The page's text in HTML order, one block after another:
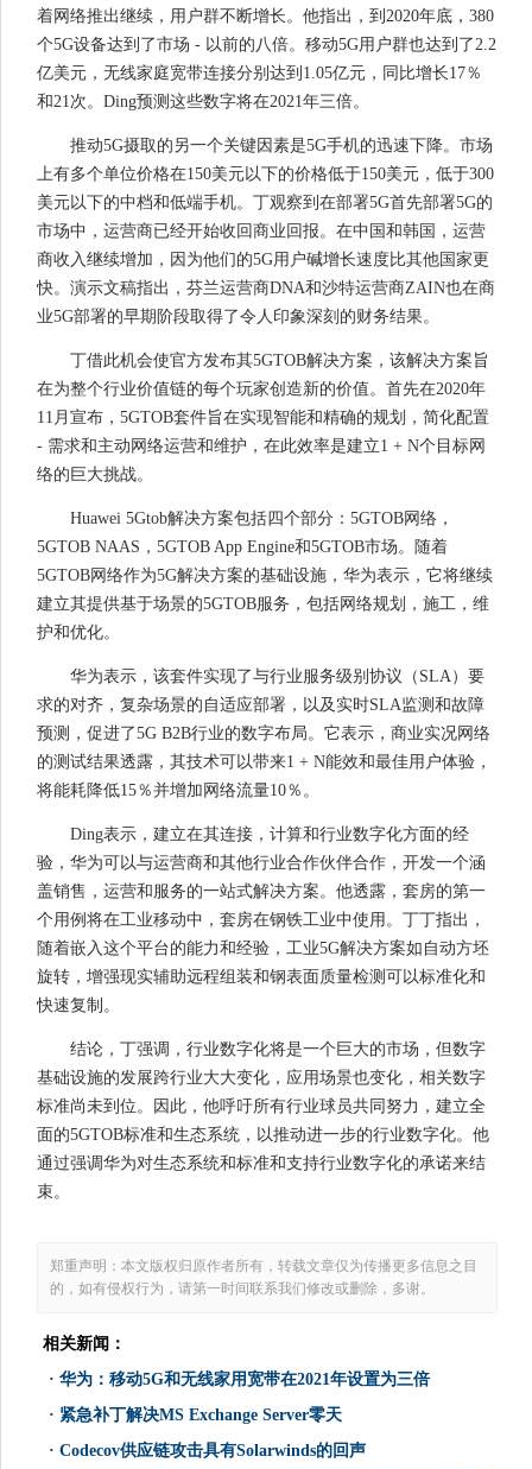
着网络推出继续，用户群不断增长。他指出，到2020年底，380
个5G设备达到了市场 - 以前的八倍。移动5G用户群也达到了2.2
亿美元，无线家庭宽带连接分别达到1.05亿元，同比增长17％
和21次。Ding预测这些数字将在2021年三倍。
推动5G摄取的另一个关键因素是5G手机的迅速下降。市场
上有多个单位价格在150美元以下的价格低于150美元，低于300
美元以下的中档和低端手机。丁观察到在部署5G首先部署5G的
市场中，运营商已经开始收回商业回报。在中国和韩国，运营
商收入继续增加，因为他们的5G用户碱增长速度比其他国家更
快。演示文稿指出，芬兰运营商DNA和沙特运营商ZAIN也在商
业5G部署的早期阶段取得了令人印象深刻的财务结果。
丁借此机会使官方发布其5GTOB解决方案，该解决方案旨
在为整个行业价值链的每个玩家创造新的价值。首先在2020年
11月宣布，5GTOB套件旨在实现智能和精确的规划，简化配置
- 需求和主动网络运营和维护，在此效率是建立1 + N个目标网
络的巨大挑战。
Huawei 5Gtob解决方案包括四个部分：5GTOB网络，
5GTOB NAAS，5GTOB App Engine和5GTOB市场。随着
5GTOB网络作为5G解决方案的基础设施，华为表示，它将继续
建立其提供基于场景的5GTOB服务，包括网络规划，施工，维
护和优化。
华为表示，该套件实现了与行业服务级别协议（SLA）要
求的对齐，复杂场景的自适应部署，以及实时SLA监测和故障
预测，促进了5G B2B行业的数字布局。它表示，商业实况网络
的测试结果透露，其技术可以带来1 + N能效和最佳用户体验，
将能耗降低15％并增加网络流量10％。
Ding表示，建立在其连接，计算和行业数字化方面的经
验，华为可以与运营商和其他行业合作伙伴合作，开发一个涵
盖销售，运营和服务的一站式解决方案。他透露，套房的第一
个用例将在工业移动中，套房在钢铁工业中使用。丁丁指出，
随着嵌入这个平台的能力和经验，工业5G解决方案如自动方坯
旋转，增强现实辅助远程组装和钢表面质量检测可以标准化和
快速复制。
结论，丁强调，行业数字化将是一个巨大的市场，但数字
基础设施的发展跨行业大大变化，应用场景也变化，相关数字
标准尚未到位。因此，他呼吁所有行业球员共同努力，建立全
面的5GTOB标准和生态系统，以推动进一步的行业数字化。他
通过强调华为对生态系统和标准和支持行业数字化的承诺来结
束。
郑重声明：本文版权归原作者所有，转载文章仅为传播更多信息之目
的，如有侵权行为，请第一时间联系我们修改或删除，多谢。
相关新闻：
· 华为：移动5G和无线家用宽带在2021年设置为三倍
· 紧急补丁解决MS Exchange Server零天
· Codecov供应链攻击具有Solarwinds的回声